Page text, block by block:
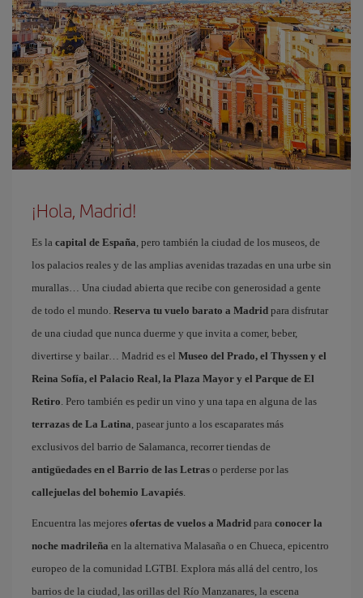
¡Hola, Madrid!
Es la capital de España, pero también la ciudad de los museos, de
los palacios reales y de las amplias avenidas trazadas en una urbe sin
murallas… Una ciudad abierta que recibe con generosidad a gente
de todo el mundo. Reserva tu vuelo barato a Madrid para disfrutar
de una ciudad que nunca duerme y que invita a comer, beber,
divertirse y bailar… Madrid es el Museo del Prado, el Thyssen y el
Reina Sofía, el Palacio Real, la Plaza Mayor y el Parque de El
Retiro. Pero también es pedir un vino y una tapa en alguna de las
terrazas de La Latina, pasear junto a los escaparates más
exclusivos del barrio de Salamanca, recorrer tiendas de
antigüedades en el Barrio de las Letras o perderse por las
callejuelas del bohemio Lavapiés.
Encuentra las mejores ofertas de vuelos a Madrid para conocer la
noche madrileña en la alternativa Malasaña o en Chueca, epicentro
europeo de la comunidad LGTBI. Explora más allá del centro, los
barrios de la ciudad, las orillas del Río Manzanares, la escena